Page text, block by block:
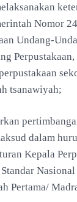
Nomor
Undang-
tsanawiyah;
dalam
Kepala
Nasional
Pertama/